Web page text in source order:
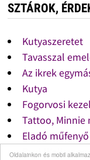
Oldalainkon és mobil
SZTÁROK,
Kutyaszeretet
Tavasszal
Az ikrek
Kutya
Fogorvosi
Tattoo, Minnie
Eladó műfenyő
Paul Walker